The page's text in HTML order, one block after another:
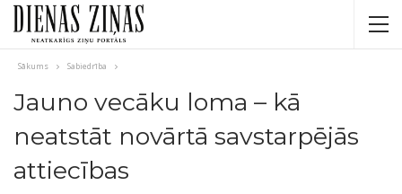
Sākums Sabiedrība
Jauno vecāku loma – kā
neatstāt novārtā savstarpējās
attiecības